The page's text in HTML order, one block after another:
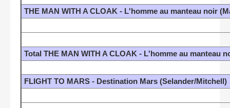
THE MAN WITH A CLOAK - L'homme au manteau noir
Total THE MAN WITH A CLOAK - L'homme au manteau
FLIGHT TO MARS - Destination Mars (Selander/Mitchell)